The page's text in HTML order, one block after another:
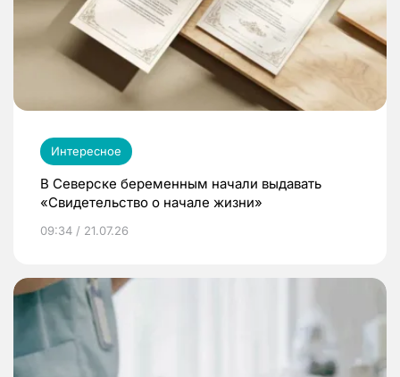
Интересное
В Северске беременным начали выдавать
«Свидетельство о начале жизни»
09:34 / 21.07.26